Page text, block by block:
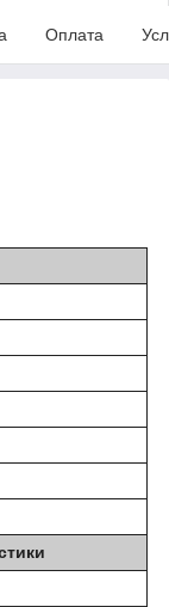
Оплата